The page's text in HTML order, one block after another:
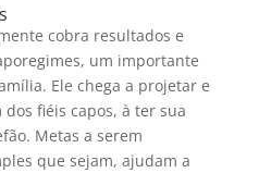
cobra resultados e
um importante
Ele chega a projetar e
fiéis capos, à ter sua
Metas a serem
que sejam, ajudam a